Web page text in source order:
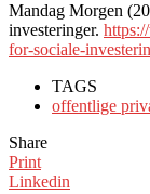
Mandag Morgen
investeringer.
for-sociale-
TAGS
offentlige
Share
Print
Linkedin